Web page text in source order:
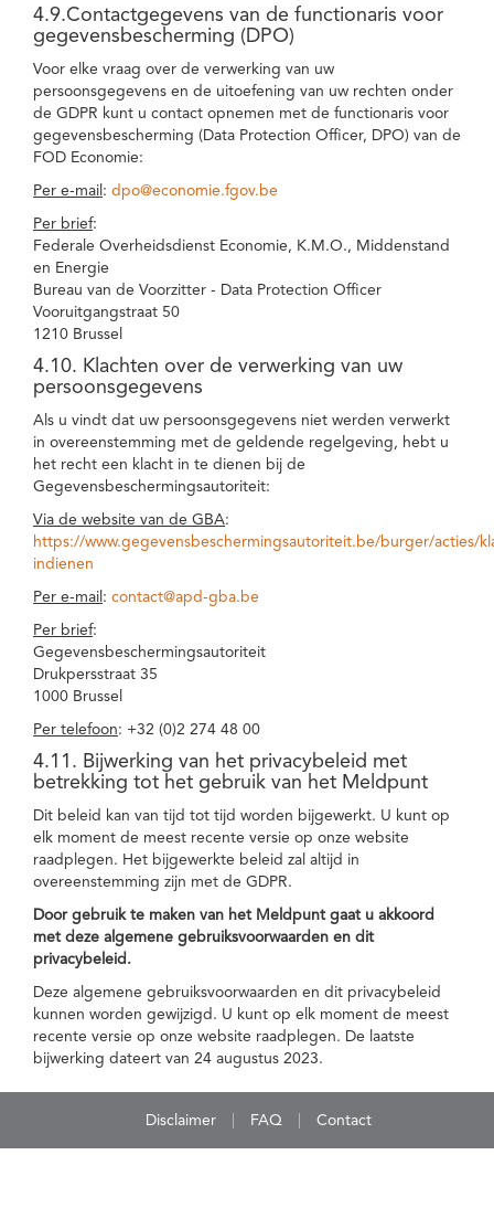
4.9.Contactgegevens van de functionaris voor
gegevensbescherming (DPO)
Voor elke vraag over de verwerking van uw
persoonsgegevens en de uitoefening van uw rechten onder
de GDPR kunt u contact opnemen met de functionaris voor
gegevensbescherming (Data Protection Officer, DPO) van de
FOD Economie:
Per e-mail : dpo@economie.fgov.be
Per brief:
Federale Overheidsdienst Economie, K.M.O., Middenstand
en Energie
Bureau van de Voorzitter - Data Protection Officer
Vooruitgangstraat 50
1210 Brussel
4.10. Klachten over de verwerking van uw
persoonsgegevens
Als u vindt dat uw persoonsgegevens niet werden verwerkt
in overeenstemming met de geldende regelgeving, hebt u
het recht een klacht in te dienen bij de
Gegevensbeschermingsautoriteit:
Via de website van de GBA:
https://www.gegevensbeschermingsautoriteit.be/burger/acties/
indienen
Per e-mail : contact@apd-gba.be
Per brief:
Gegevensbeschermingsautoriteit
Drukpersstraat 35
1000 Brussel
Per telefoon: +32 (0)2 274 48 00
4.11. Bijwerking van het privacybeleid met
betrekking tot het gebruik van het Meldpunt
Dit beleid kan van tijd tot tijd worden bijgewerkt. U kunt op
elk moment de meest recente versie op onze website
raadplegen. Het bijgewerkte beleid zal altijd in
overeenstemming zijn met de GDPR.
Door gebruik te maken van het Meldpunt gaat u akkoord
met deze algemene gebruiksvoorwaarden en dit
privacybeleid.
Deze algemene gebruiksvoorwaarden en dit privacybeleid
kunnen worden gewijzigd. U kunt op elk moment de meest
recente versie op onze website raadplegen. De laatste
bijwerking dateert van 24 augustus 2023.
Disclaimer FAQ Contact